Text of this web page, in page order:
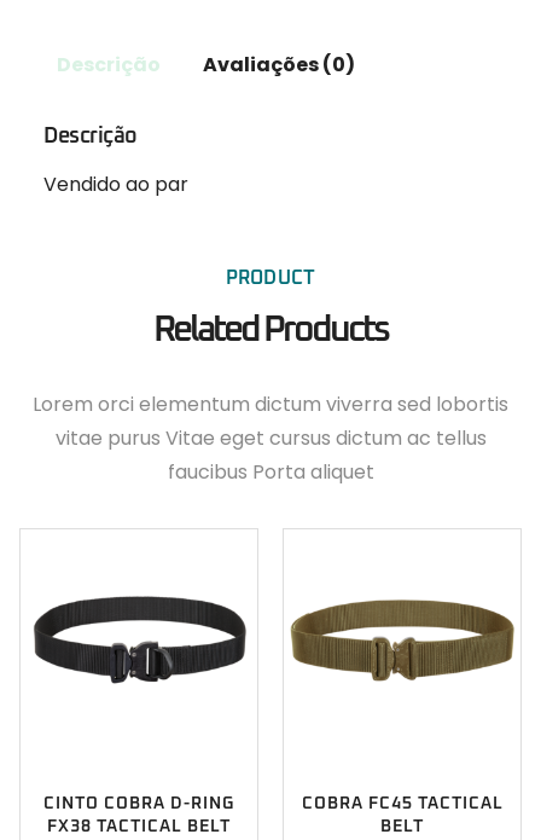
Descrição Avaliações (0)
Descrição
Vendido ao par
PRODUCT
Related Products
Lorem orci elementum dictum viverra sed lobortis
vitae purus Vitae eget cursus dictum ac tellus
faucibus Porta aliquet
CINTO COBRA D-RING
FX38 TACTICAL BELT
COBRA FC45 TACTICAL
BELT